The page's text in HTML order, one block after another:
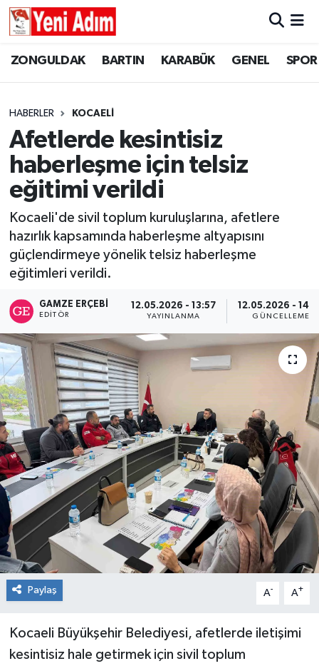
ZONGULDAK BARTIN KARABÜK GENEL SPOR
HABERLER KOCAELİ
Afetlerde kesintisiz
haberleşme için telsiz
eğitimi verildi
Kocaeli'de sivil toplum kuruluşlarına, afetlere
hazırlık kapsamında haberleşme altyapısını
güçlendirmeye yönelik telsiz haberleşme
eğitimleri verildi.
GAMZE ERÇEBI
EDITÖR
12.05.2026 - 13:57
YAYINLANMA
12.05.2026 -
GÜNCELLEME
Paylaş A- A+
Kocaeli Büyükşehir Belediyesi, afetlerde iletişimi
kesintisiz hale getirmek için sivil toplum
ZONGULDAK
GÜNCEL
SİYASET
RESMİ İLAN
ZONGULDAK
GENEL
SPOR
SİYASET
SAĞLIK
GÜNCEL
RESMİ İLAN
Künye
Zonguldak Hava Durumu
Süper Lig Puan Durumu ve Fikstür
Tüm Manşetler
Son Dakika Haberleri
Haber Arşivi